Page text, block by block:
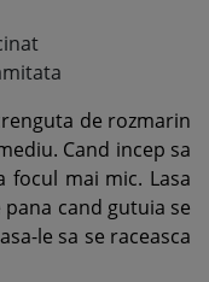
de rozmarin
Cand incep sa
focul mai mic. Lasa
cand gutuia se
le sa se raceasca